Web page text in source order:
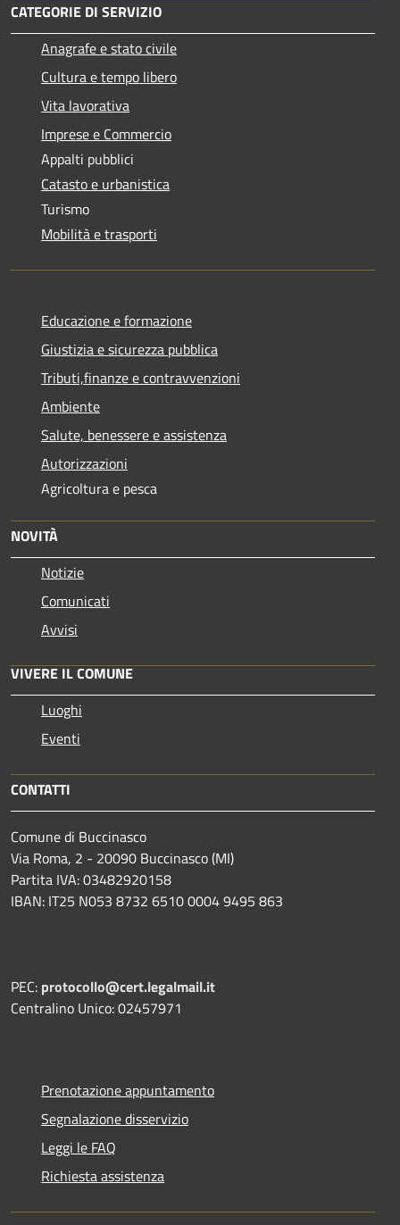
CATEGORIE DI SERVIZIO
Anagrafe e stato civile
Cultura e tempo libero
Vita lavorativa
Imprese e Commercio
Appalti pubblici
Catasto e urbanistica
Turismo
Mobilità e trasporti
Educazione e formazione
Giustizia e sicurezza pubblica
Tributi,finanze e contravvenzioni
Ambiente
Salute, benessere e assistenza
Autorizzazioni
Agricoltura e pesca
NOVITÀ
Notizie
Comunicati
Avvisi
VIVERE IL COMUNE
Luoghi
Eventi
CONTATTI
Comune di Buccinasco
Via Roma, 2 - 20090 Buccinasco (MI)
Partita IVA: 03482920158
IBAN: IT25 N053 8732 6510 0004 9495 863
PEC: protocollo@cert.legalmail.it
Centralino Unico: 02457971
Prenotazione appuntamento
Segnalazione disservizio
Leggi le FAQ
Richiesta assistenza